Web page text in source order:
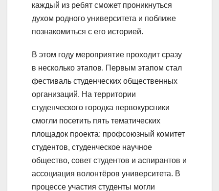
каждый из ребят сможет проникнуться
духом родного университета и поближе
познакомиться с его историей.
В этом году мероприятие проходит сразу
в несколько этапов. Первым этапом стал
фестиваль студенческих общественных
организаций. На территории
студенческого городка первокурсники
смогли посетить пять тематических
площадок проекта: профсоюзный комитет
студентов, студенческое научное
общество, совет студентов и аспирантов и
ассоциация волонтёров университета. В
процессе участия студенты могли